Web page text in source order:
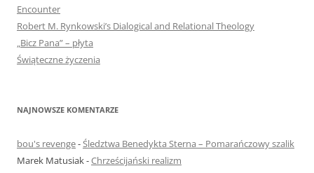
Encounter
Robert M. Rynkowski’s Dialogical and Relational Theology
„Bicz Pana” – płyta
Świąteczne życzenia
NAJNOWSZE KOMENTARZE
bou's revenge-Śledztwa Benedykta Sterna – Pomarańczowy szalik
Marek Matusiak-Chrześcijański realizm